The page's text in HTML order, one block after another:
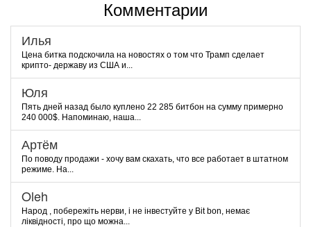
Комментарии
Илья
Цена битка подскочила на новостях о том что Трамп сделает
крипто- державу из США и...
Юля
Пять дней назад было куплено 22 285 битбон на сумму примерно
240 000$. Напоминаю, наша...
Артём
По поводу продажи - хочу вам скахать, что все работает в штатном
режиме. На...
Oleh
Народ , побережіть нерви, і не інвестуйте у Bit bon, немає
ліквідності, про що можна...